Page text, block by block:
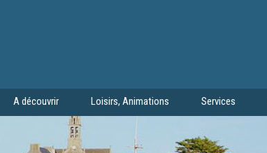
A découvrir Loisirs, Animations Services